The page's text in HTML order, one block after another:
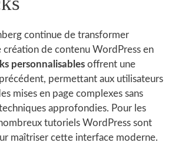
continue de transformer
création de contenu WordPress en
personnalisables offrent une
permettant aux utilisateurs
mises en page complexes sans
approfondies. Pour les
tutoriels WordPress sont
maîtriser cette interface moderne.